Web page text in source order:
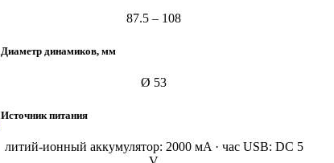
87.5 – 108
Диаметр динамиков, мм
Ø 53
Источник питания
литий-ионный aккумулятор: 2000 мA · час USB: DC 5